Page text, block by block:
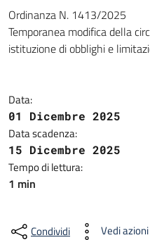
Ordinanza N. 1413/2025
Temporanea modifica della
istituzione di obblighi e
Data:
01 Dicembre 2025
Data scadenza:
15 Dicembre 2025
Tempo di lettura:
1 min
Condividi Vedi azioni